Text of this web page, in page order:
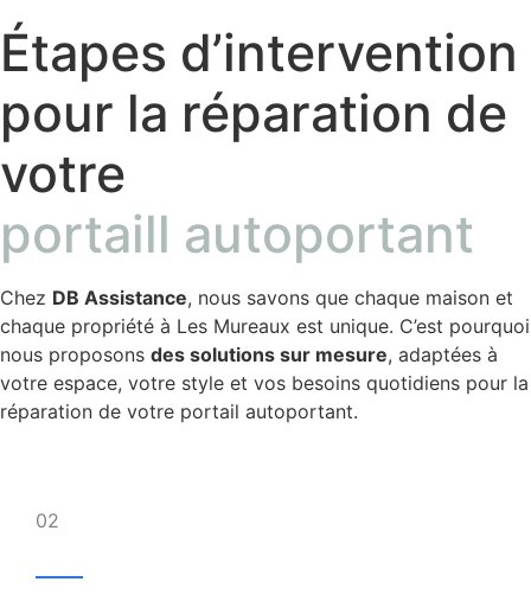
Étapes d’intervention
pour la réparation de
votre
portaill autoportant
Chez DB Assistance, nous savons que chaque maison et
chaque propriété à Les Mureaux est unique. C’est pourquoi
nous proposons des solutions sur mesure, adaptées à
votre espace, votre style et vos besoins quotidiens pour la
réparation de votre portail autoportant.